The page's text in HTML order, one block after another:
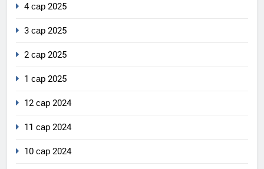
4 сар 2025
3 сар 2025
2 сар 2025
1 сар 2025
12 сар 2024
11 сар 2024
10 сар 2024